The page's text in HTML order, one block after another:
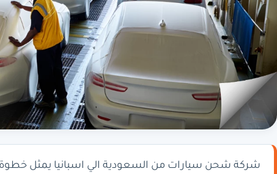
شركة شحن سيارات من السعودية الي اسبانيا يمثل